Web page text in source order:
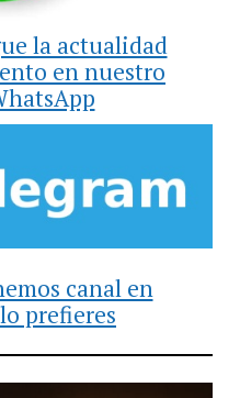
la actualidad
en nuestro
canal en
prefieres